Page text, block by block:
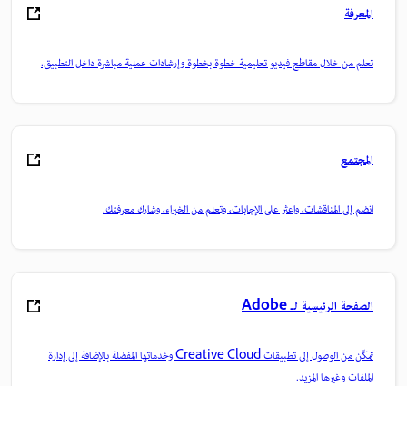
المعرفة
تعلم من خلال مقاطع فيديو تعليمية خطوة بخطوة وإرشادات عملية مباشرة داخل التطبيق.
المجتمع
انضم إلى المناقشات، واعثر على الإجابات، وتعلم من الخبراء، وشارك معرفتك.
الصفحة الرئيسية لـ Adobe
تمكّن من الوصول إلى تطبيقات Creative Cloud وخدماتها المفضلة بالإضافة إلى إدارة
الملفات وغيرها المزيد.